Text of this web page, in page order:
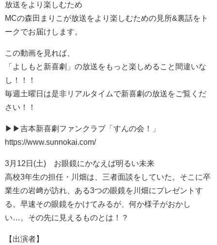
放送をより楽しむため
MCの森田まりこが放送をより楽しむための見所&裏話をト
ークでお届けします。
この動画を見れば、
「よしもと新喜劇」の放送をもっと楽しめること間違いな
し！！！
毎週土曜日は是非リアルタイムで新喜劇の放送をご覧くだ
さい！！
▶▶吉本新喜劇ファンクラブ「すんの会！」
https://www.sunnokai.com/
3月12日(土) お眼鏡にかなえば明るい未来
高校3年生の担任・川畑は、三者面談をしていた。そこに卒
業生の岩﨑が訪れ、ある3つの眼鏡を川畑にプレゼントす
る。早速その眼鏡をかけてみるが、何か様子がおかし
い…。その先に見えるものとは！？
【出演者】